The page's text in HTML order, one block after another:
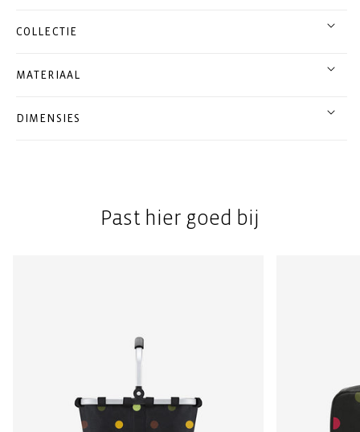
COLLECTIE
MATERIAAL
DIMENSIES
Past hier goed bij